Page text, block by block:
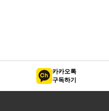
카카오톡
구독하기